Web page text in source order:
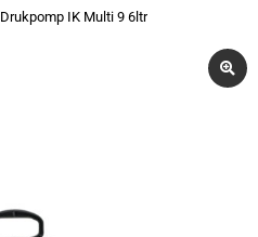
Drukpomp IK Multi 9 6ltr